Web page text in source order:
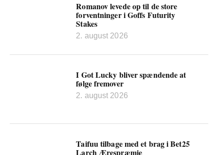
Romanov levede op til de store
forventninger i Goffs Futurity
Stakes
2. august 2026
I Got Lucky bliver spændende at
følge fremover
2. august 2026
Taifuu tilbage med et brag i Bet25
Larch Ærespræmie